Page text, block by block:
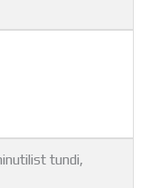
tundi,